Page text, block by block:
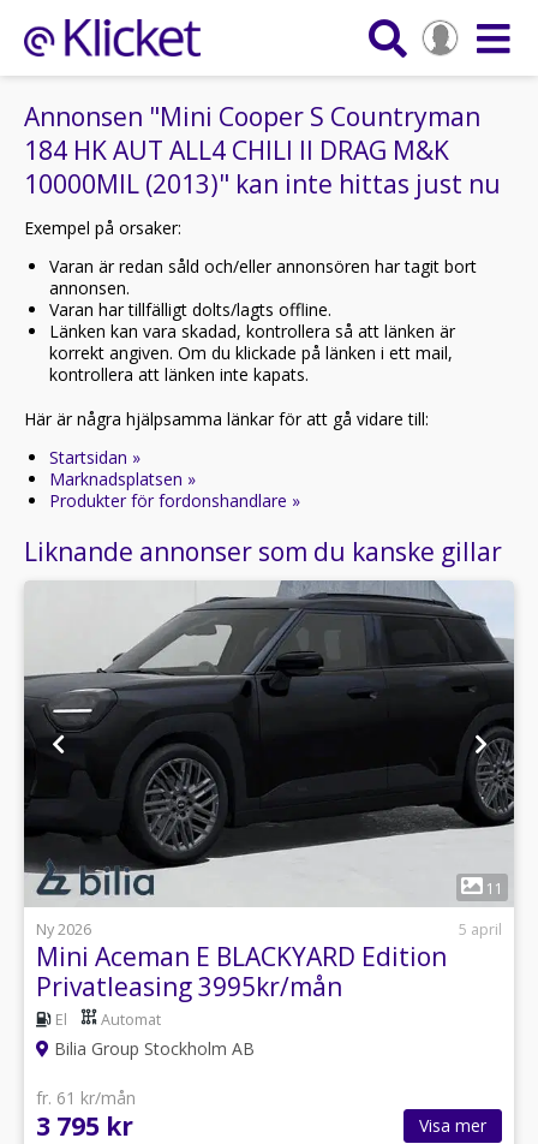
Annonsen "Mini Cooper S Countryman
184 HK AUT ALL4 CHILI II DRAG M&K
10000MIL (2013)" kan inte hittas just nu
Exempel på orsaker:
Varan är redan såld och/eller annonsören har tagit bort
annonsen.
Varan har tillfälligt dolts/lagts offline.
Länken kan vara skadad, kontrollera så att länken är
korrekt angiven. Om du klickade på länken i ett mail,
kontrollera att länken inte kapats.
Här är några hjälpsamma länkar för att gå vidare till:
Startsidan »
Marknadsplatsen »
Produkter för fordonshandlare »
Liknande annonser som du kanske gillar
11
Ny 2026
5 april
Mini Aceman E BLACKYARD Edition
Privatleasing 3995kr/mån
El Automat
Bilia Group Stockholm AB
fr. 61 kr/mån
3 795 kr Visa mer